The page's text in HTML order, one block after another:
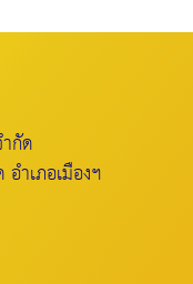
กัด
ำเภอเมืองฯ